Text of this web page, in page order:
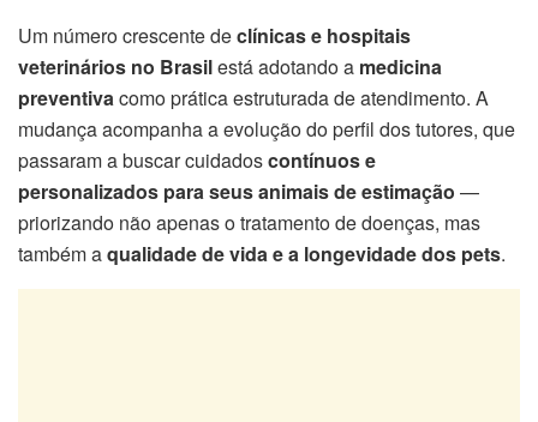
Um número crescente declínicas e hospitais
veterinários no Brasilestá adotando a medicina
preventiva como prática estruturada de atendimento. A
mudança acompanha a evolução do perfil dos tutores, que
passaram a buscar cuidadoscontínuos e
personalizados para seus animais de estimação —
priorizando não apenas o tratamento de doenças, mas
também aqualidade de vida e a longevidade dos pets.